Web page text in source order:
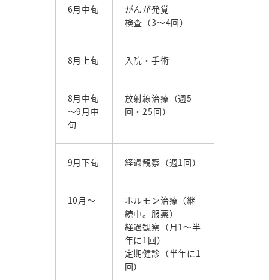
6月中旬
がんが発覚
検査（3～4回）
8月上旬 入院・手術
8月中旬
～9月中
旬
放射線治療（週5
回・25回）
9月下旬 経過観察（週1回）
10月～
ホルモン治療（継
続中。服薬）
経過観察（月1～半
年に1回）
定期健診（半年に1
回）